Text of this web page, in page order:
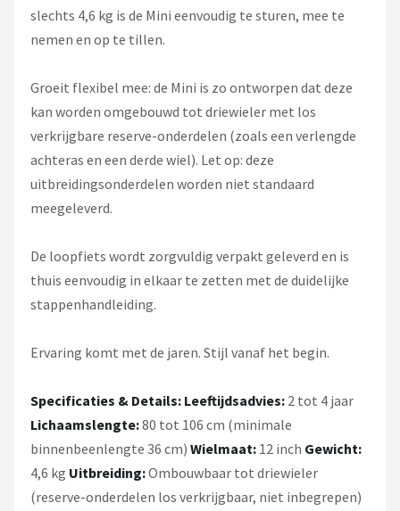
slechts 4,6 kg is de Mini eenvoudig te sturen, mee te
nemen en op te tillen.
Groeit flexibel mee: de Mini is zo ontworpen dat deze
kan worden omgebouwd tot driewieler met los
verkrijgbare reserve-onderdelen (zoals een verlengde
achteras en een derde wiel). Let op: deze
uitbreidingsonderdelen worden niet standaard
meegeleverd.
De loopfiets wordt zorgvuldig verpakt geleverd en is
thuis eenvoudig in elkaar te zetten met de duidelijke
stappenhandleiding.
Ervaring komt met de jaren. Stijl vanaf het begin.
Specificaties & Details: Leeftijdsadvies: 2 tot 4 jaar
Lichaamslengte:80 tot 106 cm (minimale
binnenbeenlengte 36 cm) Wielmaat: 12 inch Gewicht:
4,6 kg Uitbreiding:Ombouwbaar tot driewieler
(reserve-onderdelen los verkrijgbaar, niet inbegrepen)